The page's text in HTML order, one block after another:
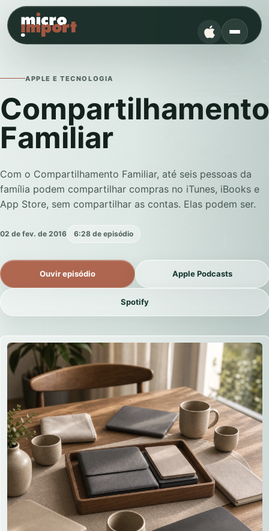
APPLE E TECNOLOGIA
Compartilhamento
Familiar
Com o Compartilhamento Familiar, até seis pessoas da
família podem compartilhar compras no iTunes, iBooks e
App Store, sem compartilhar as contas. Elas podem ser.
02 de fev. de 2016 6:28 de episódio
Ouvir episódio Apple Podcasts
Spotify